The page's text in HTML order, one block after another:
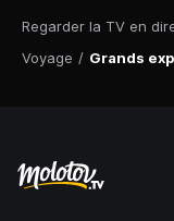
Regarder la TV en
Voyage / Grands